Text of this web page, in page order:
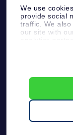
We use
provide social
traffic. We
our site with
information
OSR
退貨政策
KVK:
一般條